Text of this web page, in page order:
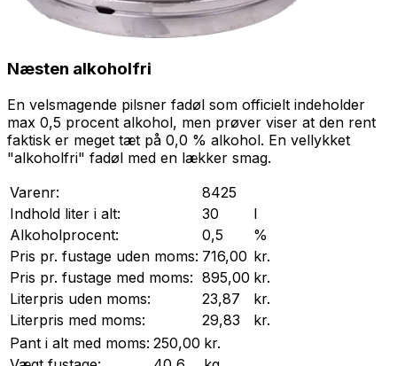
Næsten alkoholfri
En velsmagende pilsner fadøl som officielt indeholder
max 0,5 procent alkohol, men prøver viser at den rent
faktisk er meget tæt på 0,0 % alkohol. En vellykket
"alkoholfri" fadøl med en lækker smag.
Varenr:
8425
Indhold liter i alt:
30
l
Alkoholprocent:
0,5
%
Pris pr. fustage uden moms: 716,00 kr.
Pris pr. fustage med moms: 895,00 kr.
Literpris uden moms:
23,87
kr.
Literpris med moms:
29,83
kr.
Pant i alt med moms: 250,00 kr.